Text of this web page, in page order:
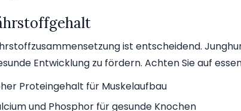
ist entscheidend.
Entwicklung zu fördern. Achten Sie auf
Proteingehalt für Muskelaufbau
und Phosphor für gesunde Knochen